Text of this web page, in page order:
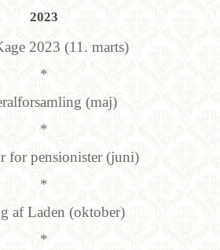
2023
2023 (11. marts)
*
(maj)
*
for pensionister (juni)
*
af Laden (oktober)
*